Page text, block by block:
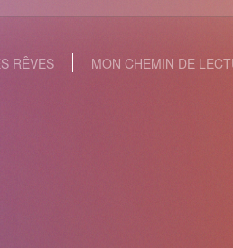
RÊVES MON CHEMIN DE